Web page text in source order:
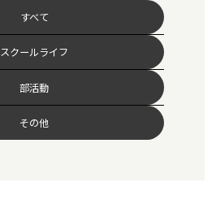
すべて
スクールライフ
部活動
その他